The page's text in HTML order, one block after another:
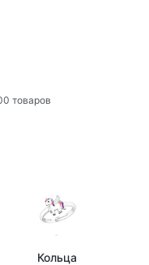
товаров
Кольца